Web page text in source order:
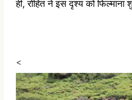
ही, रोहित ने इस दृश्य को फिल्माना
<